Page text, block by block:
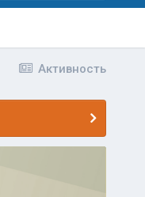
Активность